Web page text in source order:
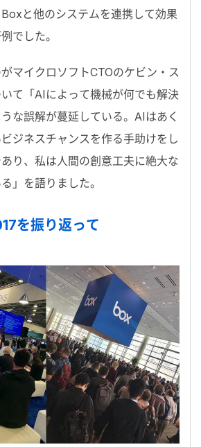
と他のシステムを連携して効果
でした。
マイクロソフトCTOのケビン・ス
て「AIによって機械が何でも解決
な誤解が蔓延している。AIはあく
ジネスチャンスを作る手助けをし
り、私は人間の創意工夫に絶大な
」を語りました。
を振り返って